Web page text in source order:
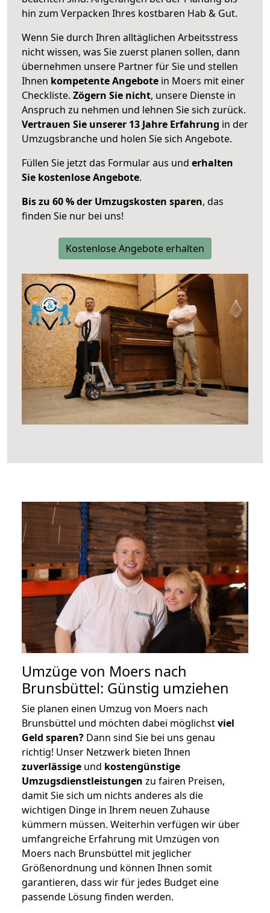
hin zum Verpacken Ihres kostbaren Hab & Gut.
Wenn Sie durch Ihren alltäglichen Arbeitsstress
nicht wissen, was Sie zuerst planen sollen, dann
übernehmen unsere Partner für Sie und stellen
Ihnen kompetente Angebote in Moers mit einer
Checkliste. Zögern Sie nicht, unsere Dienste in
Anspruch zu nehmen und lehnen Sie sich zurück.
Vertrauen Sie unserer 13 Jahre Erfahrung in der
Umzugsbranche und holen Sie sich Angebote.
Füllen Sie jetzt das Formular aus und erhalten
Sie kostenlose Angebote.
Bis zu 60 % der Umzugskosten sparen, das
finden Sie nur bei uns!
Kostenlose Angebote erhalten
Umzüge von Moers nach
Brunsbüttel: Günstig umziehen
Sie planen einen Umzug von Moers nach
Brunsbüttel und möchten dabei möglichstviel
Geld sparen? Dann sind Sie bei uns genau
richtig! Unser Netzwerk bieten Ihnen
zuverlässige und kostengünstige
Umzugsdienstleistungen zu fairen Preisen,
damit Sie sich um nichts anderes als die
wichtigen Dinge in Ihrem neuen Zuhause
kümmern müssen. Weiterhin verfügen wir über
umfangreiche Erfahrung mit Umzügen von
Moers nach Brunsbüttel mit jeglicher
Größenordnung und können Ihnen somit
garantieren, dass wir für jedes Budget eine
passende Lösung finden werden.